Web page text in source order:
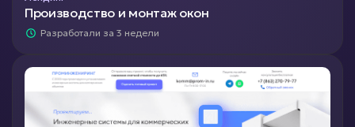
Производство и монтаж окон
Разработали за 3 недели